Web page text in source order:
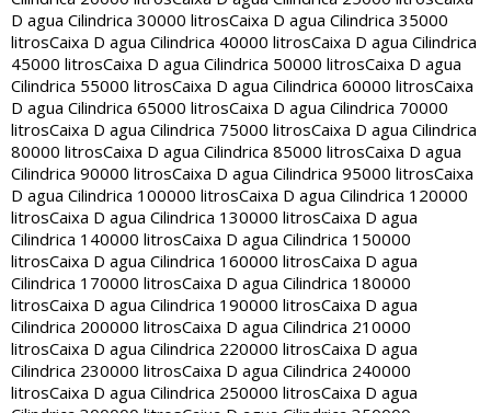
D agua Cilindrica 30000 litrosCaixa D agua Cilindrica 35000
litrosCaixa D agua Cilindrica 40000 litrosCaixa D agua Cilindrica
45000 litrosCaixa D agua Cilindrica 50000 litrosCaixa D agua
Cilindrica 55000 litrosCaixa D agua Cilindrica 60000 litrosCaixa
D agua Cilindrica 65000 litrosCaixa D agua Cilindrica 70000
litrosCaixa D agua Cilindrica 75000 litrosCaixa D agua Cilindrica
80000 litrosCaixa D agua Cilindrica 85000 litrosCaixa D agua
Cilindrica 90000 litrosCaixa D agua Cilindrica 95000 litrosCaixa
D agua Cilindrica 100000 litrosCaixa D agua Cilindrica 120000
litrosCaixa D agua Cilindrica 130000 litrosCaixa D agua
Cilindrica 140000 litrosCaixa D agua Cilindrica 150000
litrosCaixa D agua Cilindrica 160000 litrosCaixa D agua
Cilindrica 170000 litrosCaixa D agua Cilindrica 180000
litrosCaixa D agua Cilindrica 190000 litrosCaixa D agua
Cilindrica 200000 litrosCaixa D agua Cilindrica 210000
litrosCaixa D agua Cilindrica 220000 litrosCaixa D agua
Cilindrica 230000 litrosCaixa D agua Cilindrica 240000
litrosCaixa D agua Cilindrica 250000 litrosCaixa D agua